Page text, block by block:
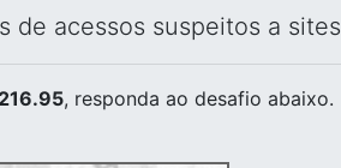
de acessos suspeitos a
, responda ao desafio abaixo.